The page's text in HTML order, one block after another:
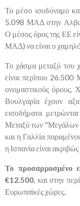
Το μέσο ισοδύναμο
5.098 ΜΑΔ στην
Ο μέσος όρος της ΕΕ
ΜΑΔ) να είναι ο
Το χάσμα μεταξύ του
είναι περίπου
ονομαστικούς
Βουλγαρία έχουν
εισοδήματα
Μεταξύ των "Μεγάλων
και η Γαλλία
η Ισπανία είναι
Το προσαρμοσμένο
€12.500 , και στην
Ευρωπαϊκές χώρες.